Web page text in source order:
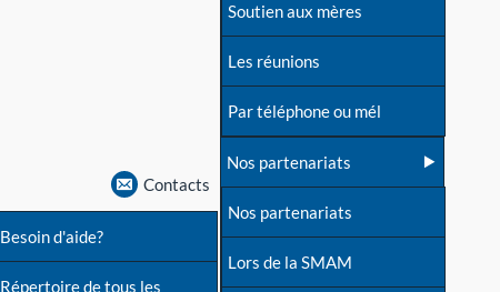
Contacts
Besoin d'aide?
Répertoire de tous les
Soutien aux mères
Les réunions
Par téléphone ou mél
Nos partenariats
Nos partenariats
Lors de la SMAM